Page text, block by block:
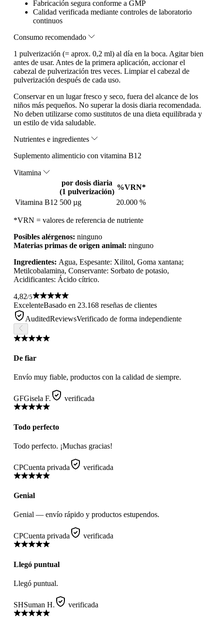
Fabricación segura conforme a GMP
Calidad verificada mediante controles de laboratorio
continuos
Consumo recomendado
1 pulverización (= aprox. 0,2 ml) al día en la boca. Agitar bien
antes de usar. Antes de la primera aplicación, accionar el
cabezal de pulverización tres veces. Limpiar el cabezal de
pulverización después de cada uso.
Conservar en un lugar fresco y seco, fuera del alcance de los
niños más pequeños. No superar la dosis diaria recomendada.
No deben utilizarse como sustitutos de una dieta equilibrada y
un estilo de vida saludable.
Nutrientes e ingredientes
Suplemento alimenticio con vitamina B12
Vitamina
por dosis diaria
(1 pulverización)
%VRN*
Vitamina B12 500 µg 20.000 %
*VRN = valores de referencia de nutriente
Posibles alérgenos: ninguno
Materias primas de origen animal: ninguno
Ingredientes: Agua, Espesante: Xilitol, Goma xantana;
Metilcobalamina, Conservante: Sorbato de potasio,
Acidificantes: Ácido cítrico.
4,82/5
ExcelenteBasado en 23.168 reseñas de clientes
AuditedReviewsVerificado de forma independiente
De fiar
Envío muy fiable, productos con la calidad de siempre.
GFGisela F. verificada
Todo perfecto
Todo perfecto. ¡Muchas gracias!
CPCuenta privada verificada
Genial
Genial — envío rápido y productos estupendos.
CPCuenta privada verificada
Llegó puntual
Llegó puntual.
SHSuman H. verificada